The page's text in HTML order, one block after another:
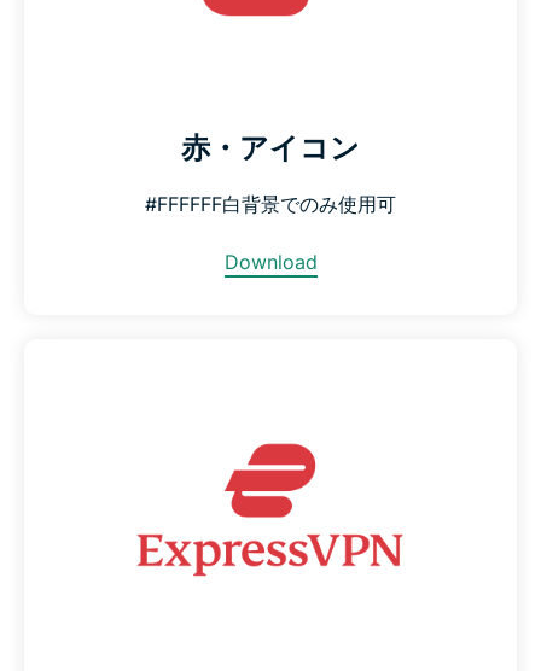
赤・アイコン
#FFFFFF白背景でのみ使用可
Download